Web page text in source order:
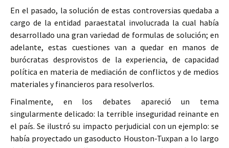
En el pasado, la solución de estas controversias quedaba a
cargo de la entidad paraestatal involucrada la cual había
desarrollado una gran variedad de formulas de solución; en
adelante, estas cuestiones van a quedar en manos de
burócratas desprovistos de la experiencia, de capacidad
política en materia de mediación de conflictos y de medios
materiales y financieros para resolverlos.
Finalmente, en los debates apareció un tema
singularmente delicado: la terrible inseguridad reinante en
el país. Se ilustró su impacto perjudicial con un ejemplo: se
había proyectado un gasoducto Houston-Tuxpan a lo largo